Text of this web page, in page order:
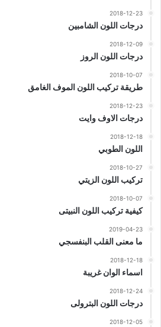
2018-12-23
درجات اللون الشامبين
2018-12-09
درجات اللون الروز
2018-10-07
طريقة تركيب اللون الموف الغامق
2018-12-23
درجات الاوف وايت
2018-12-18
اللون الطوبي
2018-10-27
تركيب اللون الزيتي
2018-10-07
كيفية تركيب اللون النبيتى
2019-04-23
ما معنى القلب البنفسجي
2018-12-18
اسماء الوان غريبة
2018-12-24
درجات اللون البترولى
2018-12-05